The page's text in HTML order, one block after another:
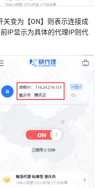
关变为【ON】则表示连接成
IP显示为具体的代理IP则代